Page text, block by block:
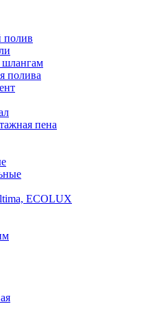
полив
полива
пена
ECOLUX